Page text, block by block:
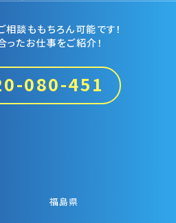
相談ももちろん可能です！
ったお仕事をご紹介！
080-451
福島県